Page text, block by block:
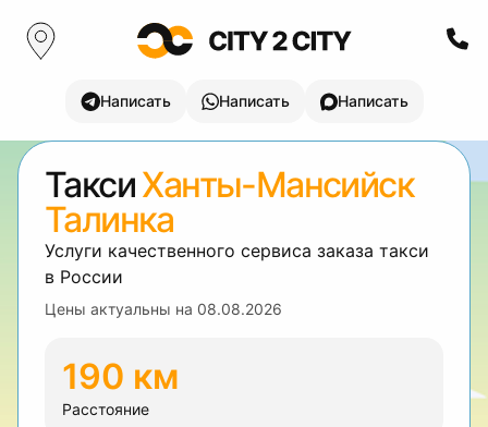
Написать Написать Написать
ТаксиХанты-Мансийск
Талинка
Услуги качественного сервиса заказа такси
в России
Цены актуальны на 08.08.2026
190 км
Расстояние